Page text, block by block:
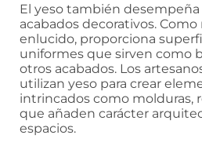
El yeso también
acabados decorativos.
enlucido, proporciona
uniformes que sirven como
otros acabados. Los
utilizan yeso para crear
intrincados como molduras,
que añaden carácter
espacios.